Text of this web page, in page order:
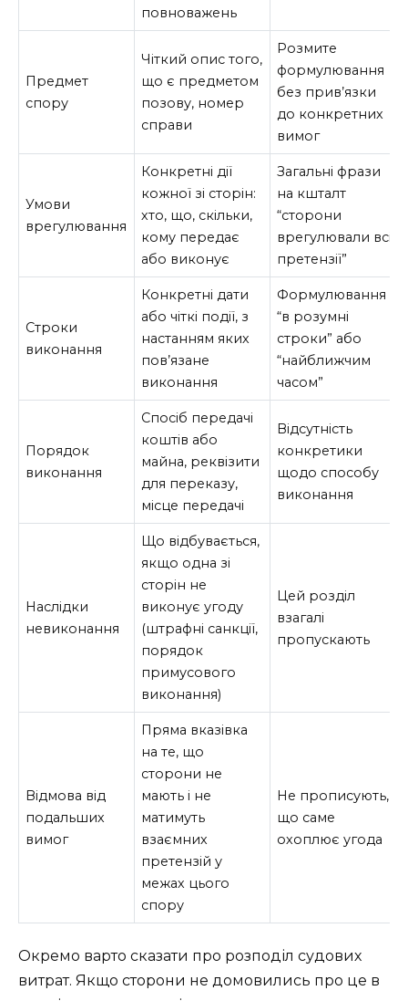
повноважень
Предмет
спору
Чіткий опис того,
що є предметом
позову, номер
справи
Розмите
формулювання
без прив’язки
до конкретних
вимог
Умови
врегулювання
Конкретні дії
кожної зі сторін:
хто, що, скільки,
кому передає
або виконує
Загальні фрази
на кшталт
“сторони
врегулювали всі
претензії”
Строки
виконання
Конкретні дати
або чіткі події, з
настанням яких
пов’язане
виконання
Формулювання
“в розумні
строки” або
“найближчим
часом”
Порядок
виконання
Спосіб передачі
коштів або
майна, реквізити
для переказу,
місце передачі
Відсутність
конкретики
щодо способу
виконання
Наслідки
невиконання
Що відбувається,
якщо одна зі
сторін не
виконує угоду
(штрафні санкції,
порядок
примусового
виконання)
Цей розділ
взагалі
пропускають
Відмова від
подальших
вимог
Пряма вказівка
на те, що
сторони не
мають і не
матимуть
взаємних
претензій у
межах цього
спору
Не прописують,
що саме
охоплює угода
Окремо варто сказати про розподіл судових
витрат. Якщо сторони не домовились про це в